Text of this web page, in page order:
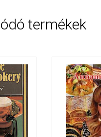
termékek